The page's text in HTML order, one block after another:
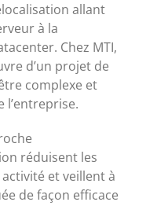
allant
à la
Chez MTI,
d’un projet de
complexe et
l’entreprise.
réduisent les
et veillent à
de façon efficace